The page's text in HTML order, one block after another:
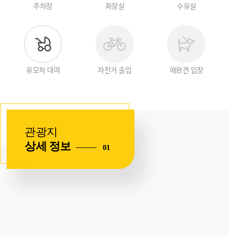
주차장 화장실 수유실
유모차 대여 자전거 출입 애완견 입장
관광지
상세 정보
01